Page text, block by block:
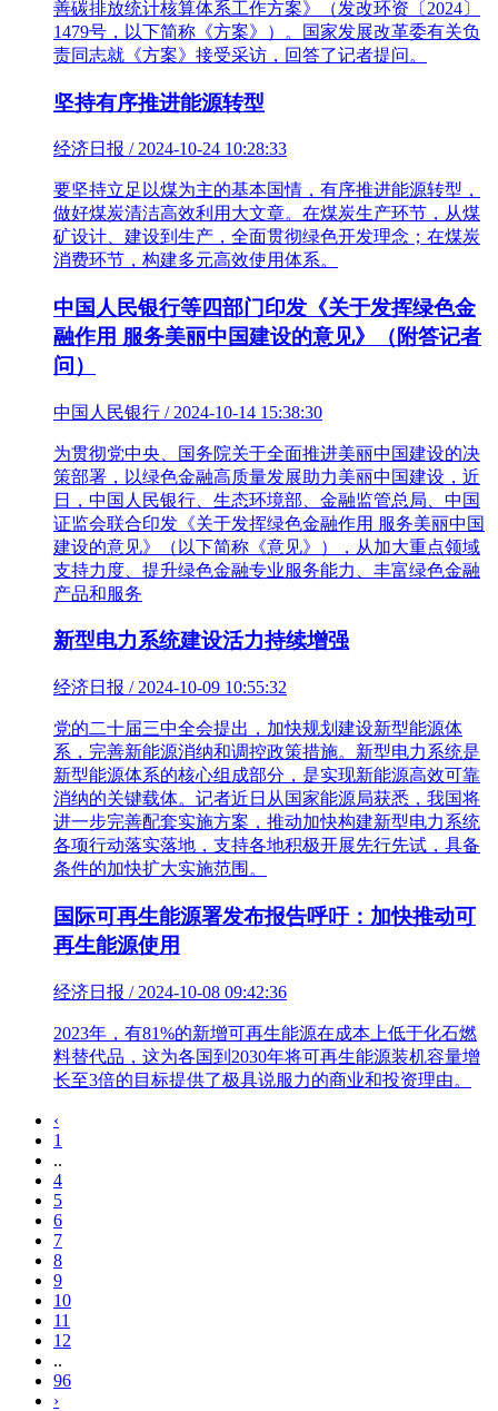
善碳排放统计核算体系工作方案》（发改环资〔2024〕
1479号，以下简称《方案》）。国家发展改革委有关负
责同志就《方案》接受采访，回答了记者提问。
坚持有序推进能源转型
经济日报 / 2024-10-24 10:28:33
要坚持立足以煤为主的基本国情，有序推进能源转型，
做好煤炭清洁高效利用大文章。在煤炭生产环节，从煤
矿设计、建设到生产，全面贯彻绿色开发理念；在煤炭
消费环节，构建多元高效使用体系。
中国人民银行等四部门印发《关于发挥绿色金
融作用 服务美丽中国建设的意见》（附答记者
问）
中国人民银行 / 2024-10-14 15:38:30
为贯彻党中央、国务院关于全面推进美丽中国建设的决
策部署，以绿色金融高质量发展助力美丽中国建设，近
日，中国人民银行、生态环境部、金融监管总局、中国
证监会联合印发《关于发挥绿色金融作用 服务美丽中国
建设的意见》（以下简称《意见》），从加大重点领域
支持力度、提升绿色金融专业服务能力、丰富绿色金融
产品和服务
新型电力系统建设活力持续增强
经济日报 / 2024-10-09 10:55:32
党的二十届三中全会提出，加快规划建设新型能源体
系，完善新能源消纳和调控政策措施。新型电力系统是
新型能源体系的核心组成部分，是实现新能源高效可靠
消纳的关键载体。记者近日从国家能源局获悉，我国将
进一步完善配套实施方案，推动加快构建新型电力系统
各项行动落实落地，支持各地积极开展先行先试，具备
条件的加快扩大实施范围。
国际可再生能源署发布报告呼吁：加快推动可
再生能源使用
经济日报 / 2024-10-08 09:42:36
2023年，有81%的新增可再生能源在成本上低于化石燃
料替代品，这为各国到2030年将可再生能源装机容量增
长至3倍的目标提供了极具说服力的商业和投资理由。
‹
1
..
4
5
6
7
8
9
10
11
12
..
96
›